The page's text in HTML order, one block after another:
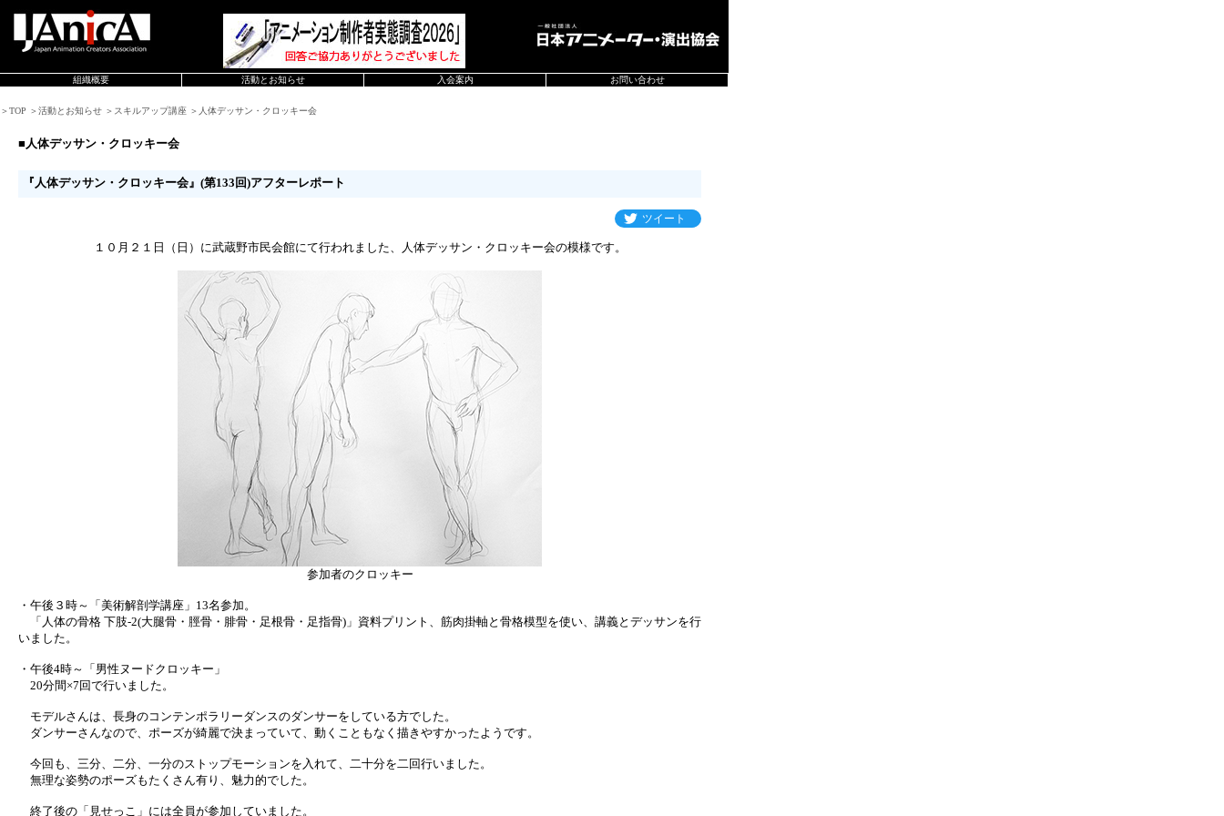
組織概要 活動とお知らせ 入会案内 お問い合わせ
＞TOP ＞活動とお知らせ ＞スキルアップ講座 ＞人体デッサン・クロッキー会
■人体デッサン・クロッキー会
『人体デッサン・クロッキー会』(第133回)アフターレポート
ツイート
１０月２１日（日）に武蔵野市民会館にて行われました、人体デッサン・クロッキー会の模様です。
参加者のクロッキー
・午後３時～「美術解剖学講座」13名参加。
「人体の骨格 下肢-2(大腿骨・脛骨・腓骨・足根骨・足指骨)」資料プリント、筋肉掛軸と骨格模型を使い、講義とデッサンを行
いました。
・午後4時～「男性ヌードクロッキー」
20分間×7回で行いました。
モデルさんは、長身のコンテンポラリーダンスのダンサーをしている方でした。
ダンサーさんなので、ポーズが綺麗で決まっていて、動くこともなく描きやすかったようです。
今回も、三分、二分、一分のストップモーションを入れて、二十分を二回行いました。
無理な姿勢のポーズもたくさん有り、魅力的でした。
終了後の「見せっこ」には全員が参加していました。